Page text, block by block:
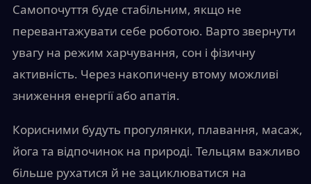
Самопочуття буде стабільним, якщо не
перевантажувати себе роботою. Варто звернути
увагу на режим харчування, сон і фізичну
активність. Через накопичену втому можливі
зниження енергії або апатія.
Корисними будуть прогулянки, плавання, масаж,
йога та відпочинок на природі. Тельцям важливо
більше рухатися й не зациклюватися на